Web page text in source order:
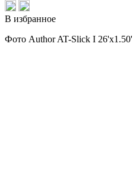
В избранное
Фото Author AT-Slick I 26'x1.50'